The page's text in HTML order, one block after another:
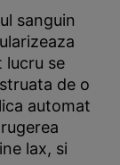
sanguin
lucru se
de o
automat
lax, si